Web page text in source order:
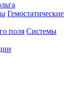
Гемостатические
Системы